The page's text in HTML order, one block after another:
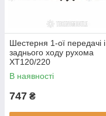
Шестерня 1-ої передачі і
заднього ходу рухома
XT120/220
В наявності
747 ₴